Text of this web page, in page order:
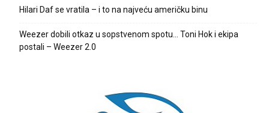
Hilari Daf se vratila – i to na najveću američku binu
Weezer dobili otkaz u sopstvenom spotu… Toni Hok i ekipa
postali – Weezer 2.0